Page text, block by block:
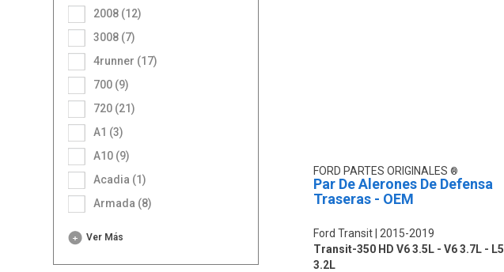
2008 (12)
3008 (7)
4runner (17)
700 (9)
720 (21)
A1 (3)
A10 (9)
Acadia (1)
Armada (8)
Ver Más
FORD PARTES ORIGINALES
Par De Alerones De Defensa
Traseras - OEM
Ford Transit
2015-2019
Transit-350 HD V6 3.5L - V6 3.7L - L5
3.2L